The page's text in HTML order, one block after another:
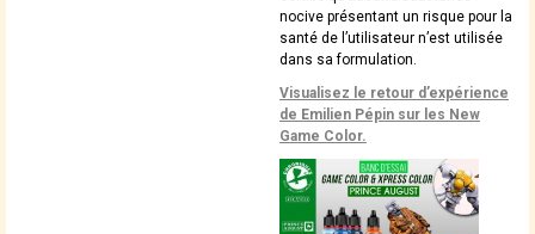
nocive présentant un risque pour la
santé de l’utilisateur n’est utilisée
dans sa formulation.
Visualisez le retour d’expérience
de Emilien Pépin sur les New
Game Color.